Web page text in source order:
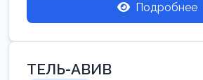
Подробнее
ТЕЛЬ-АВИВ